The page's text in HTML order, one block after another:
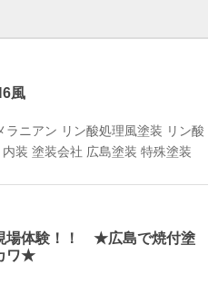
風
ラニアン リン酸処理風塗装 リン酸
内装 塗装会社 広島塗装 特殊塗装
場体験！！ ★広島で焼付塗
ワ★